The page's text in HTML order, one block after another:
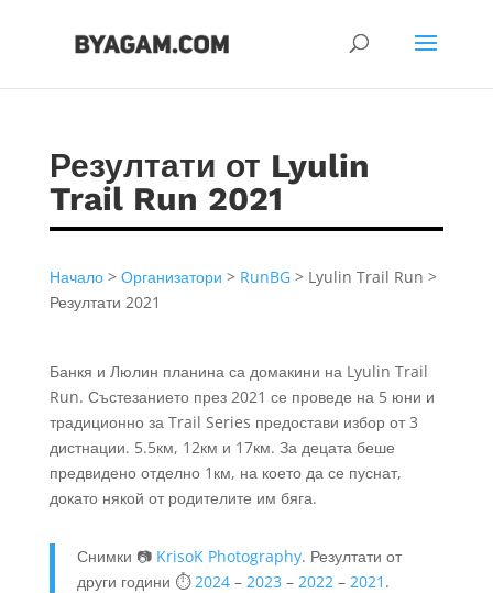
Резултати от Lyulin
Trail Run 2021
Начало> Организатори > RunBG> Lyulin Trail Run >
Резултати 2021
Банкя и Люлин планина са домакини на Lyulin Trail
Run. Състезанието през 2021 се проведе на 5 юни и
традиционно за Trail Series предостави избор от 3
дистнации. 5.5км, 12км и 17км. За децата беше
предвидено отделно 1км, на което да се пуснат,
докато някой от родителите им бяга.
Снимки 📷 KrisoK Photography. Резултати от
други години ⏱️2024– 2023 – 2022– 2021 .